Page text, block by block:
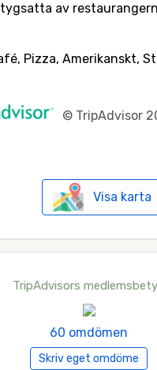
av
Pizza, Amerikanskt,
© TripAdvisor
Visa karta
TripAdvisors
60 omdömen
Skriv eget omdöme